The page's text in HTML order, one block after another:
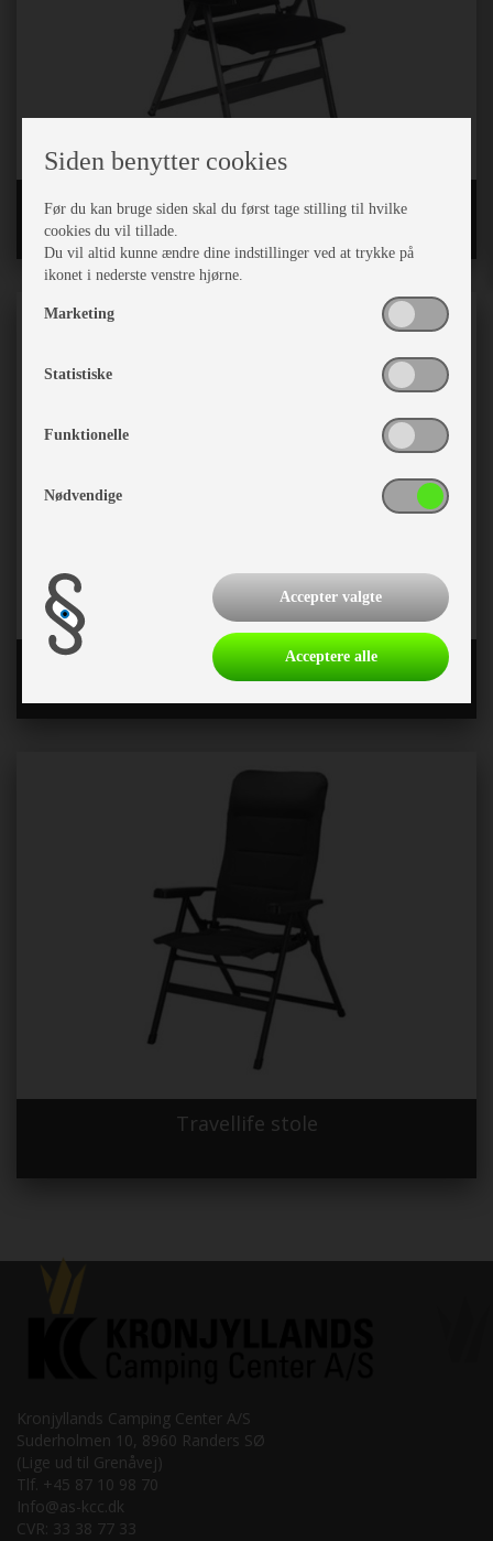
WeCamp stole
Westfield stole
Travellife stole
Kronjyllands Camping Center A/S
Suderholmen 10, 8960 Randers SØ
(Lige ud til Grenåvej)
Tlf. +45 87 10 98 70
Info@as-kcc.dk
CVR: 33 38 77 33
Siden benytter cookies
Før du kan bruge siden skal du først tage stilling til hvilke
cookies du vil tillade.
Du vil altid kunne ændre dine indstillinger ved at trykke på
ikonet i nederste venstre hjørne.
Marketing
Statistiske
Funktionelle
Nødvendige
Accepter valgte
Acceptere alle